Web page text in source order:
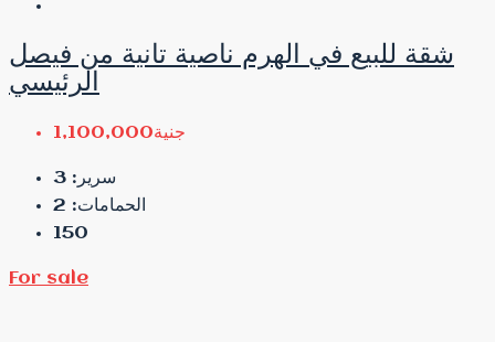
شقة للبيع في الهرم ناصية تانية من فيصل
الرئيسي
جنية1,100,000
سرير: 3
الحمامات: 2
150
For sale